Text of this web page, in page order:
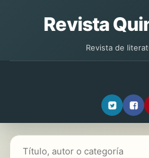
Revista
Revista de